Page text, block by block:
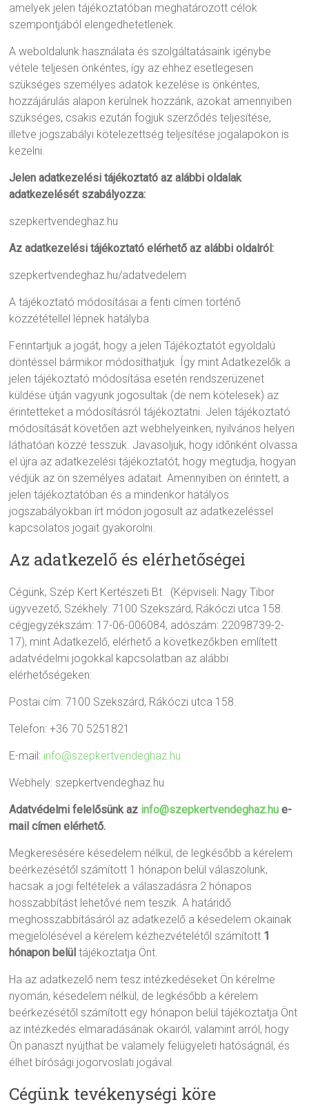
amelyek jelen tájékoztatóban meghatározott célok
szempontjából elengedhetetlenek.
A weboldalunk használata és szolgáltatásaink igénybe
vétele teljesen önkéntes, így az ehhez esetlegesen
szükséges személyes adatok kezelése is önkéntes,
hozzájárulás alapon kerülnek hozzánk, azokat amennyiben
szükséges, csakis ezután fogjuk szerződés teljesítése,
illetve jogszabályi kötelezettség teljesítése jogalapokon is
kezelni.
Jelen adatkezelési tájékoztató az alábbi oldalak
adatkezelését szabályozza:
szepkertvendeghaz.hu
Az adatkezelési tájékoztató elérhető az alábbi oldalról:
szepkertvendeghaz.hu/adatvedelem
A tájékoztató módosításai a fenti címen történő
közzététellel lépnek hatályba.
Fenntartjuk a jogát, hogy a jelen Tájékoztatót egyoldalú
döntéssel bármikor módosíthatjuk. Így mint Adatkezelők a
jelen tájékoztató módosítása esetén rendszerüzenet
küldése útján vagyunk jogosultak (de nem kötelesek) az
érintetteket a módosításról tájékoztatni. Jelen tájékoztató
módosítását követően azt webhelyeinken, nyilvános helyen
láthatóan közzé tesszük. Javasoljuk, hogy időnként olvassa
el újra az adatkezelési tájékoztatót, hogy megtudja, hogyan
védjük az ön személyes adatait. Amennyiben ön érintett, a
jelen tájékoztatóban és a mindenkor hatályos
jogszabályokban írt módon jogosult az adatkezeléssel
kapcsolatos jogait gyakorolni.
Az adatkezelő és elérhetőségei
Cégünk, Szép Kert Kertészeti Bt. (Képviseli: Nagy Tibor
ügyvezető, Székhely: 7100 Szekszárd, Rákóczi utca 158.
cégjegyzékszám: 17-06-006084, adószám: 22098739-2-
17), mint Adatkezelő, elérhető a következőkben említett
adatvédelmi jogokkal kapcsolatban az alábbi
elérhetőségeken:
Postai cím: 7100 Szekszárd, Rákóczi utca 158.
Telefon: +36 70 5251821
E-mail: info@szepkertvendeghaz.hu
Webhely: szepkertvendeghaz.hu
Adatvédelmi felelősünk az info@szepkertvendeghaz.hu e-
mail címen elérhető.
Megkeresésére késedelem nélkül, de legkésőbb a kérelem
beérkezésétől számított 1 hónapon belül válaszolunk,
hacsak a jogi feltételek a válaszadásra 2 hónapos
hosszabbítást lehetővé nem teszik. A határidő
meghosszabbításáról az adatkezelő a késedelem okainak
megjelölésével a kérelem kézhezvételétől számított 1
hónapon belültájékoztatja Önt.
Ha az adatkezelő nem tesz intézkedéseket Ön kérelme
nyomán, késedelem nélkül, de legkésőbb a kérelem
beérkezésétől számított egy hónapon belül tájékoztatja Önt
az intézkedés elmaradásának okairól, valamint arról, hogy
Ön panaszt nyújthat be valamely felügyeleti hatóságnál, és
élhet bírósági jogorvoslati jogával.
Cégünk tevékenységi köre